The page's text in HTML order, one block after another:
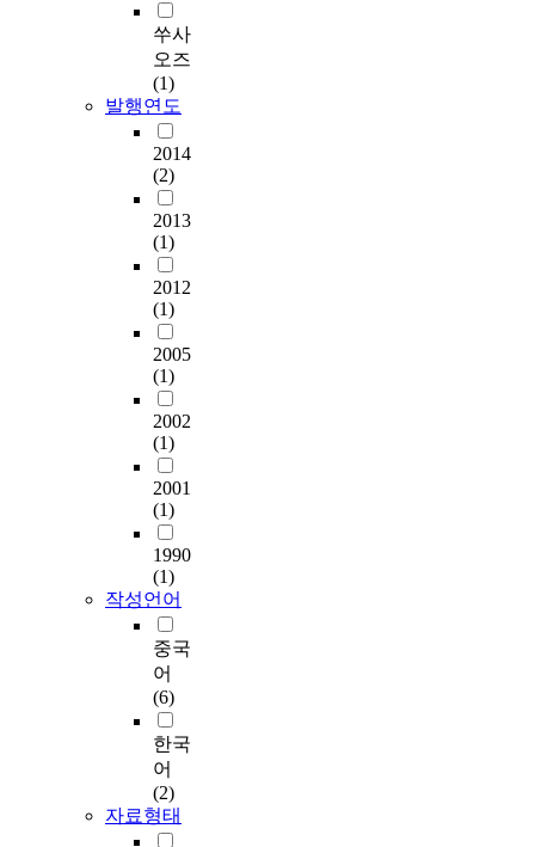
쑤사
오즈
(1)
발행연도
2014
(2)
2013
(1)
2012
(1)
2005
(1)
2002
(1)
2001
(1)
1990
(1)
작성언어
중국
어
(6)
한국
어
(2)
자료형태